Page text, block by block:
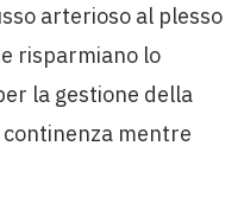
arterioso al plesso
risparmiano lo
la gestione della
mentre